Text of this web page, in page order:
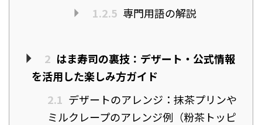
1.2.5 専門用語の解説
2 はま寿司の裏技：デザート・公式情報
を活用した楽しみ方ガイド
2.1 デザートのアレンジ：抹茶プリンや
ミルクレープのアレンジ例（粉茶トッピ